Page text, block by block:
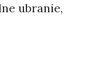
ubranie,